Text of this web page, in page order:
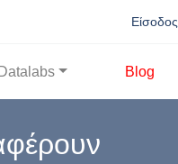
Είσοδος
Blog